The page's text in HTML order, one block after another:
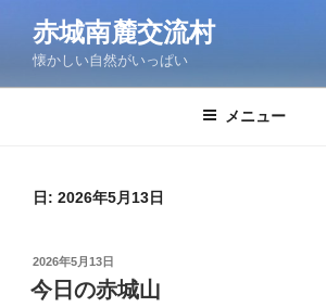
ン
赤城南麓交流村
懐かしい自然がいっぱい
メニュー
日: 2026年5月13日
投
稿
日:
2026年5月13日
今日の赤城山